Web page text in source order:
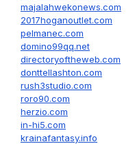
majalahwekonews.com
2017hoganoutlet.com
pelmanec.com
domino99qq.net
directoryoftheweb.com
donttellashton.com
rush3studio.com
roro90.com
herzio.com
in-hi5.com
krainafantasy.info